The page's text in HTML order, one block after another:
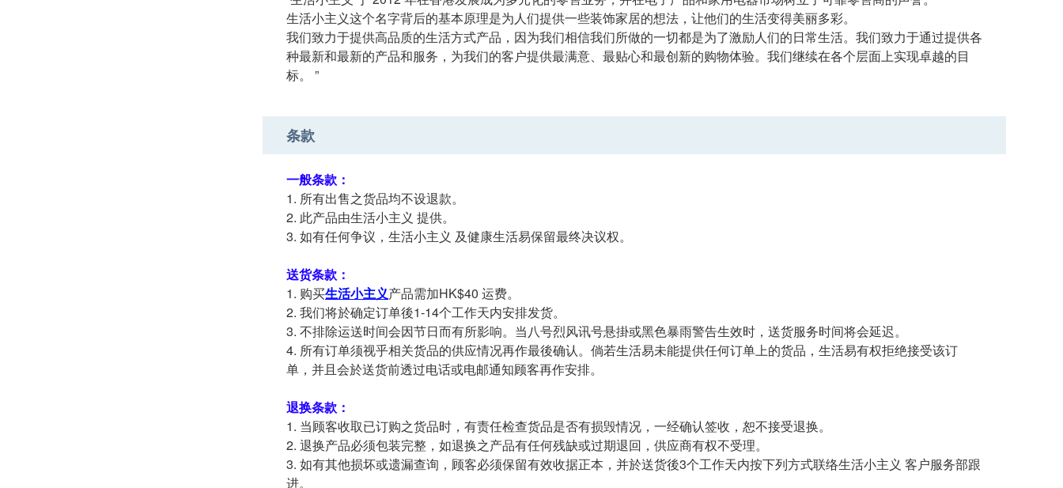
生活小主义这个名字背后的基本原理是为人们提供一些装饰家居的想法，让他们的生活变得美丽多彩。
我们致力于提供高品质的生活方式产品，因为我们相信我们所做的一切都是为了激励人们的日常生活。我们致力于通过提供各
种最新和最新的产品和服务，为我们的客户提供最满意、最贴心和最创新的购物体验。我们继续在各个层面上实现卓越的目
标。 ”
条款
一般条款：
所有出售之货品均不设退款。
此产品由生活小主义 提供。
如有任何争议，生活小主义 及健康生活易保留最终决议权。
送货条款：
购买生活小主义产品需加HK$40 运费。
我们将於确定订单後1-14个工作天内安排发货。
不排除运送时间会因节日而有所影响。当八号烈风讯号悬掛或黑色暴雨警告生效时，送货服务时间将会延迟。
所有订单须视乎相关货品的供应情况再作最後确认。倘若生活易未能提供任何订单上的货品，生活易有权拒绝接受该订
单，并且会於送货前透过电话或电邮通知顾客再作安排。
退换条款：
当顾客收取已订购之货品时，有责任检查货品是否有损毁情况，一经确认签收，恕不接受退换。
退换产品必须包装完整，如退换之产品有任何残缺或过期退回，供应商有权不受理。
如有其他损坏或遗漏查询，顾客必须保留有效收据正本，并於送货後3个工作天内按下列方式联络生活小主义 客户服务部跟
进。